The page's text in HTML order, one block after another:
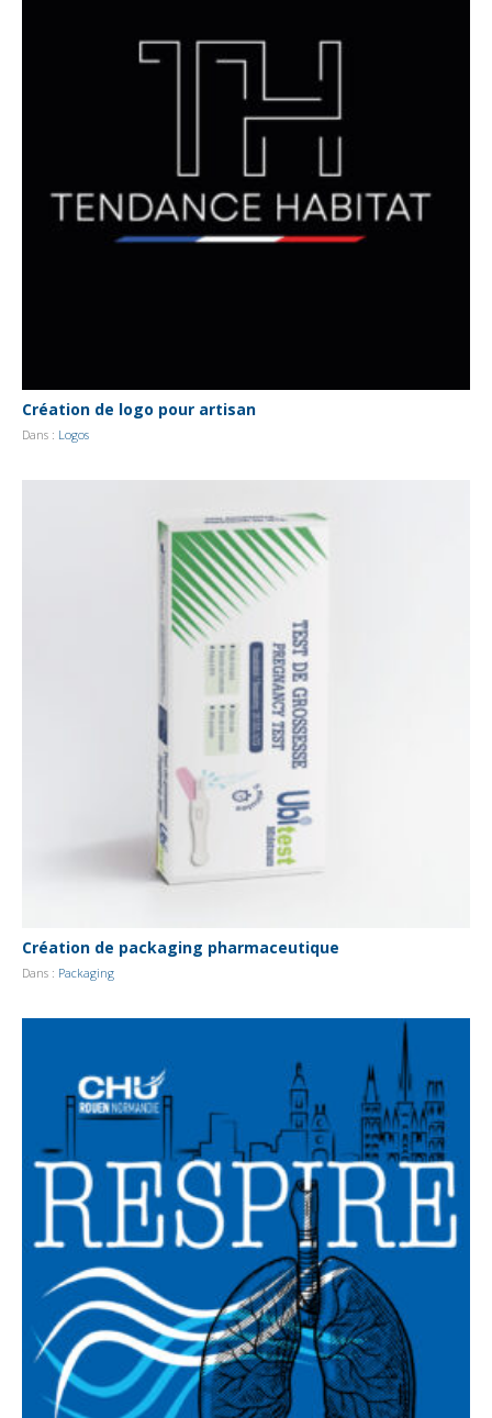
Création de logo pour artisan
Dans : Logos
Création de packaging pharmaceutique
Dans : Packaging